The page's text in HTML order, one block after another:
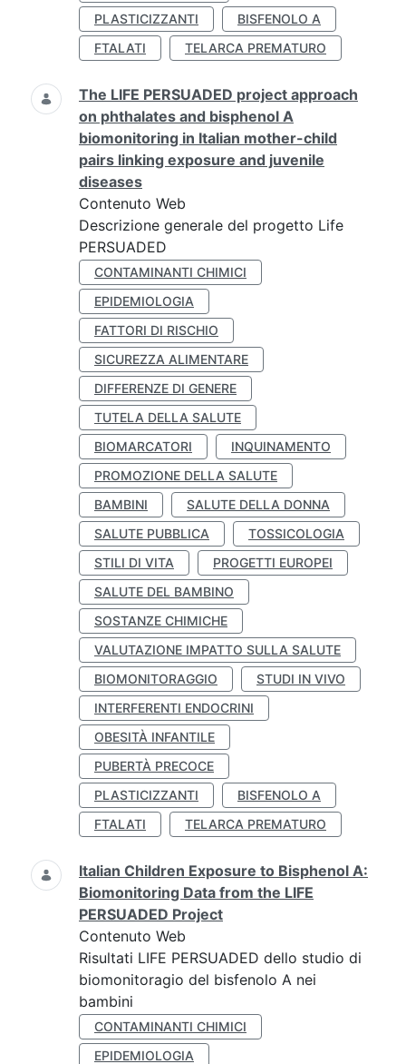
PLASTICIZZANTI
BISFENOLO A
FTALATI
TELARCA PREMATURO
The LIFE PERSUADED project approach
on phthalates and bisphenol A
biomonitoring in Italian mother-child
pairs linking exposure and juvenile
diseases
Contenuto Web
Descrizione generale del progetto Life
PERSUADED
CONTAMINANTI CHIMICI
EPIDEMIOLOGIA
FATTORI DI RISCHIO
SICUREZZA ALIMENTARE
DIFFERENZE DI GENERE
TUTELA DELLA SALUTE
BIOMARCATORI
INQUINAMENTO
PROMOZIONE DELLA SALUTE
BAMBINI
SALUTE DELLA DONNA
SALUTE PUBBLICA
TOSSICOLOGIA
STILI DI VITA
PROGETTI EUROPEI
SALUTE DEL BAMBINO
SOSTANZE CHIMICHE
VALUTAZIONE IMPATTO SULLA SALUTE
BIOMONITORAGGIO
STUDI IN VIVO
INTERFERENTI ENDOCRINI
OBESITÀ INFANTILE
PUBERTÀ PRECOCE
PLASTICIZZANTI
BISFENOLO A
FTALATI
TELARCA PREMATURO
Italian Children Exposure to Bisphenol A:
Biomonitoring Data from the LIFE
PERSUADED Project
Contenuto Web
Risultati LIFE PERSUADED dello studio di
biomonitoragio del bisfenolo A nei
bambini
CONTAMINANTI CHIMICI
EPIDEMIOLOGIA